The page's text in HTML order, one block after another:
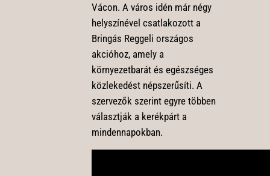
Vácon. A város idén már négy
helyszínével csatlakozott a
Bringás Reggeli országos
akcióhoz, amely a
környezetbarát és egészséges
közlekedést népszerűsíti. A
szervezők szerint egyre többen
választják a kerékpárt a
mindennapokban.